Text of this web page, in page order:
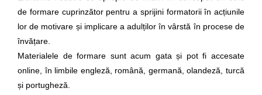
de formare cuprinzător pentru a sprijini formatorii în acțiunile
lor de motivare și implicare a adulților în vârstă în procese de
învățare.
Materialele de formare sunt acum gata și pot fi accesate
online, în limbile engleză, română, germană, olandeză, turcă
și portugheză.